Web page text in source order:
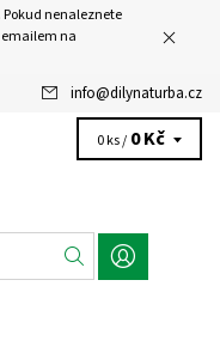
nenaleznete
na
info@dilynaturba.cz
0 ks / 0 Kč